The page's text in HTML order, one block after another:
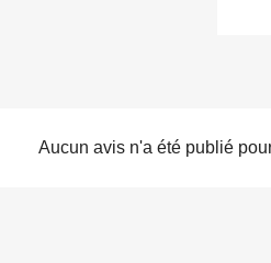
Aucun avis n'a été publié